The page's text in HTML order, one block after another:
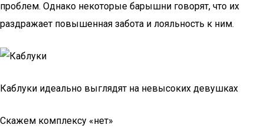
проблем. Однако некоторые барышни говорят, что их
раздражает повышенная забота и лояльность к ним.
Каблуки идеально выглядят на невысоких девушках
Скажем комплексу «нет»